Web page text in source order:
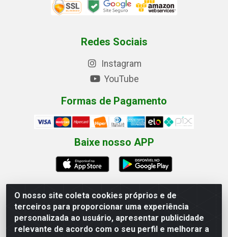
O nosso site coleta cookies próprios e de
terceiros para proporcionar uma experiência
personalizada ao usuário, apresentar publicidade
relevante de acordo com o seu perfil e melhorar a
Redes Sociais
Instagram
YouTube
Formas de Pagamento
Baixe nosso APP
Eletrofarias Materiais Eletricos - Av. Jorn. Assis
Chateaubriand, 2500 - Distrito Industrial, Campina Grande/PB
- CEP 58.410-062 - CNPJ 12.110.462/0001-40